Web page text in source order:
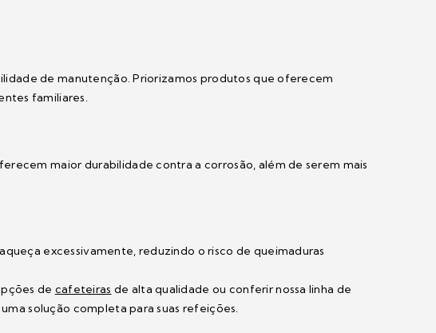
de manutenção. Priorizamos produtos que oferecem
familiares.
maior durabilidade contra a corrosão, além de serem mais
excessivamente, reduzindo o risco de queimaduras
de cafeteiras de alta qualidade ou conferir nossa linha de
solução completa para suas refeições.